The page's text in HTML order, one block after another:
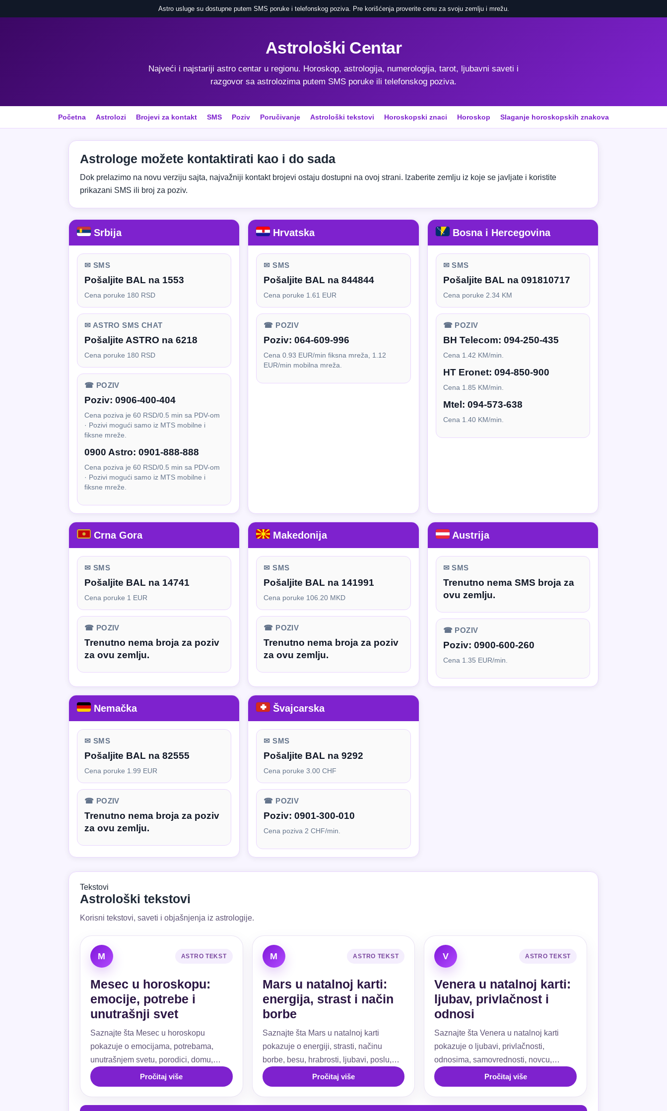
Astro usluge su dostupne putem SMS poruke i telefonskog poziva. Pre korišćenja proverite cenu za svoju zemlju i mrežu.
Astrološki Centar
Najveći i najstariji astro centar u regionu. Horoskop, astrologija, numerologija, tarot, ljubavni saveti i
razgovor sa astrolozima putem SMS poruke ili telefonskog poziva.
Početna Astrolozi Brojevi za kontakt SMS Poziv Poručivanje Astrološki tekstovi Horoskopski znaci Horoskop Slaganje horoskopskih znakova
Astrologe možete kontaktirati kao i do sada
Dok prelazimo na novu verziju sajta, najvažniji kontakt brojevi ostaju dostupni na ovoj strani. Izaberite zemlju iz koje se javljate i koristite
prikazani SMS ili broj za poziv.
Srbija
✉ SMS
Pošaljite BAL na 1553
Cena poruke 180 RSD
✉ ASTRO SMS CHAT
Pošaljite ASTRO na 6218
Cena poruke 180 RSD
☎ POZIV
Poziv: 0906-400-404
Cena poziva je 60 RSD/0.5 min sa PDV-om
· Pozivi mogući samo iz MTS mobilne i
fiksne mreže.
0900 Astro: 0901-888-888
Cena poziva je 60 RSD/0.5 min sa PDV-om
· Pozivi mogući samo iz MTS mobilne i
fiksne mreže.
Hrvatska
✉ SMS
Pošaljite BAL na 844844
Cena poruke 1.61 EUR
☎ POZIV
Poziv:064-609-996
Cena 0.93 EUR/min fiksna mreža, 1.12
EUR/min mobilna mreža.
Bosna i Hercegovina
✉ SMS
Pošaljite BAL na 091810717
Cena poruke 2.34 KM
☎ POZIV
BH Telecom: 094-250-435
Cena 1.42 KM/min.
HT Eronet: 094-850-900
Cena 1.85 KM/min.
Mtel: 094-573-638
Cena 1.40 KM/min.
Crna Gora
✉ SMS
Pošaljite BAL na 14741
Cena poruke 1 EUR
☎ POZIV
Trenutno nema broja za poziv
za ovu zemlju.
Makedonija
✉ SMS
Pošaljite BAL na 141991
Cena poruke 106.20 MKD
☎ POZIV
Trenutno nema broja za poziv
za ovu zemlju.
Austrija
✉ SMS
Trenutno nema SMS broja za
ovu zemlju.
☎ POZIV
Poziv: 0900-600-260
Cena 1.35 EUR/min.
Nemačka
✉ SMS
Pošaljite BAL na 82555
Cena poruke 1.99 EUR
☎ POZIV
Trenutno nema broja za poziv
za ovu zemlju.
Švajcarska
✉ SMS
Pošaljite BAL na 9292
Cena poruke 3.00 CHF
☎ POZIV
Poziv:0901-300-010
Cena poziva 2 CHF/min.
Tekstovi
Astrološki tekstovi
Korisni tekstovi, saveti i objašnjenja iz astrologije.
M ASTRO TEKST
Mesec u horoskopu:
emocije, potrebe i
unutrašnji svet
Saznajte šta Mesec u horoskopu
pokazuje o emocijama, potrebama,
unutrašnjem svetu, porodici, domu,
ljubavi, navikama i emotivnoj sigurnosti.
Pročitaj više
M ASTRO TEKST
Mars u natalnoj karti:
energija, strast i način
borbe
Saznajte šta Mars u natalnoj karti
pokazuje o energiji, strasti, načinu
borbe, besu, hrabrosti, ljubavi, poslu,
granicama i akciji.Pročitaj više
V ASTRO TEKST
Venera u natalnoj karti:
ljubav, privlačnost i
odnosi
Saznajte šta Venera u natalnoj karti
pokazuje o ljubavi, privlačnosti,
odnosima, samovrednosti, novcu,
uživanju, kućama i aspektima.
Pročitaj više